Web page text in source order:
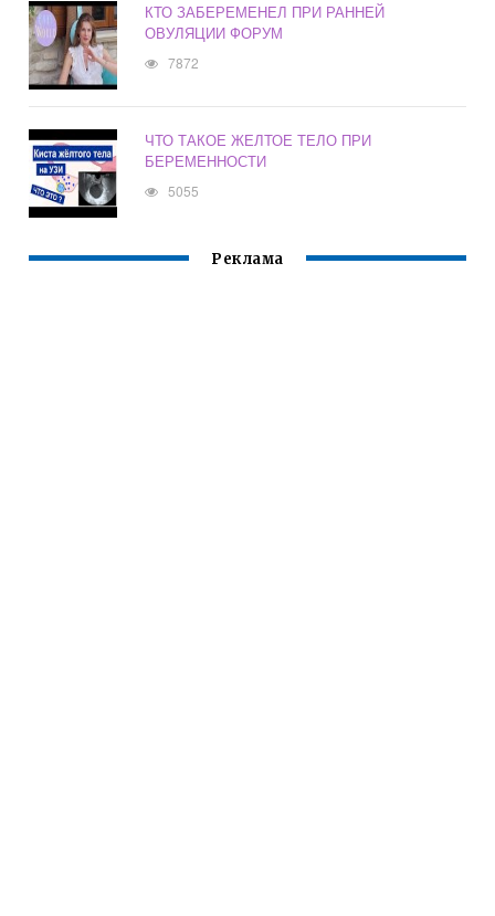
КТО ЗАБЕРЕМЕНЕЛ ПРИ РАННЕЙ
ОВУЛЯЦИИ ФОРУМ
7872
ЧТО ТАКОЕ ЖЕЛТОЕ ТЕЛО ПРИ
БЕРЕМЕННОСТИ
5055
Реклама